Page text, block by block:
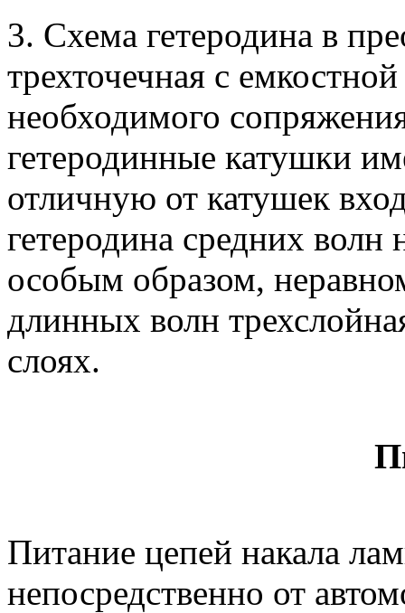
3. Схема гетеродина в
трехточечная с
необходимого
гетеродинные катушки
отличную от катушек
гетеродина средних
особым образом,
длинных волн
слоях.
Питание цепей накала
непосредственно от